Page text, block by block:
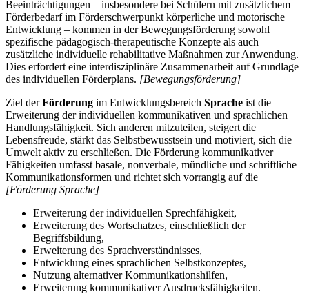
Beeinträchtigungen – insbesondere bei Schülern mit zusätzlichem
Förderbedarf im Förderschwerpunkt körperliche und motorische
Entwicklung – kommen in der Bewegungsförderung sowohl
spezifische pädagogisch-therapeutische Konzepte als auch
zusätzliche individuelle rehabilitative Maßnahmen zur Anwendung.
Dies erfordert eine interdisziplinäre Zusammenarbeit auf Grundlage
des individuellen Förderplans. [Bewegungsförderung]
Ziel derFörderung im Entwicklungsbereich Sprache ist die
Erweiterung der individuellen kommunikativen und sprachlichen
Handlungsfähigkeit. Sich anderen mitzuteilen, steigert die
Lebensfreude, stärkt das Selbstbewusstsein und motiviert, sich die
Umwelt aktiv zu erschließen. Die Förderung kommunikativer
Fähigkeiten umfasst basale, nonverbale, mündliche und schriftliche
Kommunikationsformen und richtet sich vorrangig auf die
[Förderung Sprache]
Erweiterung der individuellen Sprechfähigkeit,
Erweiterung des Wortschatzes, einschließlich der
Begriffsbildung,
Erweiterung des Sprachverständnisses,
Entwicklung eines sprachlichen Selbstkonzeptes,
Nutzung alternativer Kommunikationshilfen,
Erweiterung kommunikativer Ausdrucksfähigkeiten.